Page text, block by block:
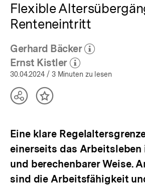
Flexible
Renteneintritt
Gerhard Bäcker
(Mehr zum Autor)
Ernst Kistler
(Mehr zum Autor)
öffnen
30.04.2024 / 3 Minuten zu lesen
TeilenInhalt
Eine klare
einerseits das Arbeitsleben
und berechenbarer Weise.
sind die Arbeitsfähigkeit